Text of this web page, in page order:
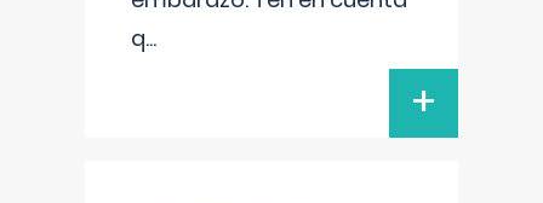
q...
+